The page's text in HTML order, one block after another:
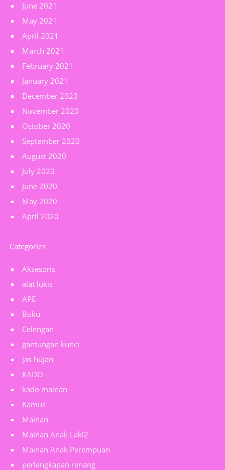
June 2021
May 2021
April 2021
March 2021
February 2021
January 2021
December 2020
November 2020
October 2020
September 2020
August 2020
July 2020
June 2020
May 2020
April 2020
Categories
Aksesoris
alat lukis
APE
Buku
Celengan
gantungan kunci
jas hujan
KADO
kado mainan
Kamus
Mainan
Mainan Anak Laki2
Mainan Anak Perempuan
perlengkapan renang